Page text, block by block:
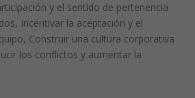
y el sentido de pertenencia
Incentivar la aceptación y el
Construir una cultura corporativa
los conflictos y aumentar la